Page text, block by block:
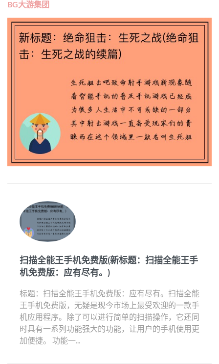
BG大游集团
扫描全能王手机免费版(新标题：扫描全能王手
机免费版：应有尽有。)
标题：扫描全能王手机免费版：应有尽有。扫描全能
王手机免费版，无疑是现今市场上最受欢迎的一款手
机应用程序。除了可以进行简单的扫描操作，它还同
时具有一系列功能强大的功能，让用户的手机使用更
加便捷。 功能一...